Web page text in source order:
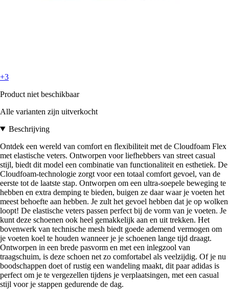
+3
Product niet beschikbaar
Alle varianten zijn uitverkocht
Beschrijving
Ontdek een wereld van comfort en flexibiliteit met de Cloudfoam Flex
met elastische veters. Ontworpen voor liefhebbers van street casual
stijl, biedt dit model een combinatie van functionaliteit en esthetiek. De
Cloudfoam-technologie zorgt voor een totaal comfort gevoel, van de
eerste tot de laatste stap. Ontworpen om een ultra-soepele beweging te
hebben en extra demping te bieden, buigen ze daar waar je voeten het
meest behoefte aan hebben. Je zult het gevoel hebben dat je op wolken
loopt! De elastische veters passen perfect bij de vorm van je voeten. Je
kunt deze schoenen ook heel gemakkelijk aan en uit trekken. Het
bovenwerk van technische mesh biedt goede ademend vermogen om
je voeten koel te houden wanneer je je schoenen lange tijd draagt.
Ontworpen in een brede pasvorm en met een inlegzool van
traagschuim, is deze schoen net zo comfortabel als veelzijdig. Of je nu
boodschappen doet of rustig een wandeling maakt, dit paar adidas is
perfect om je te vergezellen tijdens je verplaatsingen, met een casual
stijl voor je stappen gedurende de dag.